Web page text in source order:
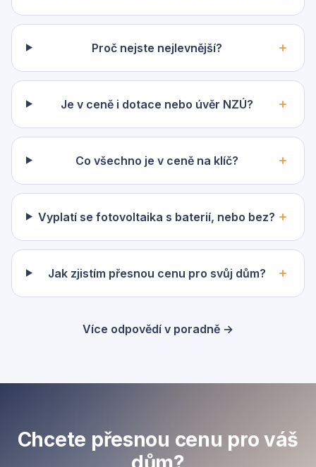
Proč nejste nejlevnější?
Je v ceně i dotace nebo úvěr NZÚ?
Co všechno je v ceně na klíč?
Vyplatí se fotovoltaika s baterií, nebo bez?
Jak zjistím přesnou cenu pro svůj dům?
Více odpovědí v poradně →
Chcete přesnou cenu pro váš